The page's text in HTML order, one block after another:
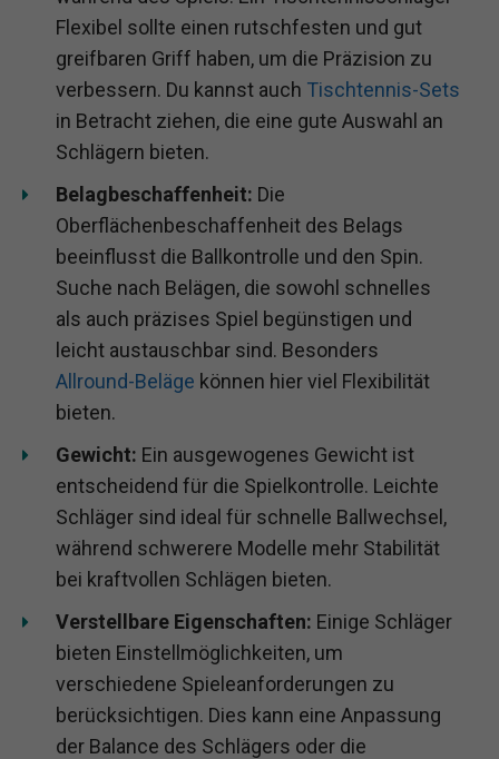
Flexibel sollte einen rutschfesten und gut
greifbaren Griff haben, um die Präzision zu
verbessern. Du kannst auch Tischtennis-Sets
in Betracht ziehen, die eine gute Auswahl an
Schlägern bieten.
Belagbeschaffenheit: Die
Oberflächenbeschaffenheit des Belags
beeinflusst die Ballkontrolle und den Spin.
Suche nach Belägen, die sowohl schnelles
als auch präzises Spiel begünstigen und
leicht austauschbar sind. Besonders
Allround-Beläge können hier viel Flexibilität
bieten.
Gewicht: Ein ausgewogenes Gewicht ist
entscheidend für die Spielkontrolle. Leichte
Schläger sind ideal für schnelle Ballwechsel,
während schwerere Modelle mehr Stabilität
bei kraftvollen Schlägen bieten.
Verstellbare Eigenschaften: Einige Schläger
bieten Einstellmöglichkeiten, um
verschiedene Spieleanforderungen zu
berücksichtigen. Dies kann eine Anpassung
der Balance des Schlägers oder die